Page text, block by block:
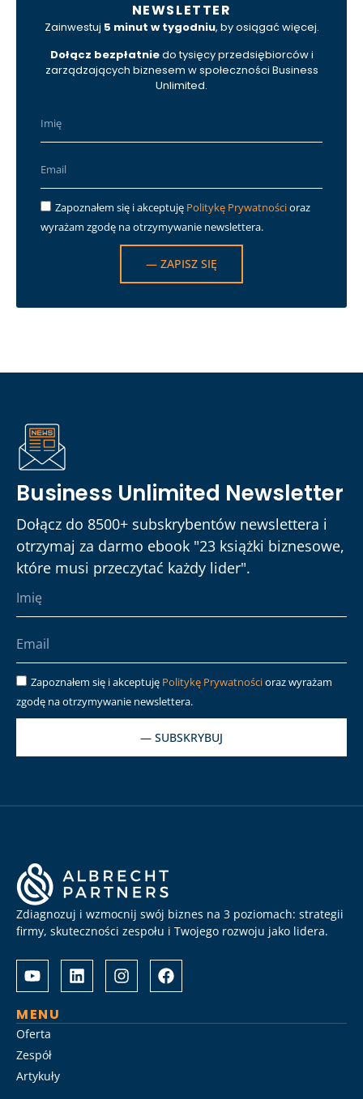
NEWSLETTER
Zainwestuj 5 minut w tygodniu, by osiągać więcej.
Dołącz bezpłatniedo tysięcy przedsiębiorców i
zarządzających biznesem w społeczności Business
Unlimited.
Zapoznałem się i akceptuję Politykę Prywatnościoraz
wyrażam zgodę na otrzymywanie newslettera.
— ZAPISZ SIĘ
Business Unlimited Newsletter
Dołącz do 8500+ subskrybentów newslettera i
otrzymaj za darmo ebook "23 książki biznesowe,
które musi przeczytać każdy lider".
Zapoznałem się i akceptuję Politykę Prywatnościoraz wyrażam
zgodę na otrzymywanie newslettera.
— SUBSKRYBUJ
Zdiagnozuj i wzmocnij swój biznes na 3 poziomach: strategii
firmy, skuteczności zespołu i Twojego rozwoju jako lidera.
Albrecht
Partners
разом
із
Сіті
розробили
Разом
Albrechtpartners
в
Slot
провели
дослідження
MENU
Oferta
Zespół
Artykuły